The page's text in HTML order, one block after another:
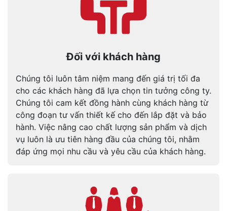
Đối với khách hàng
Chúng tôi luôn tâm niệm mang đến giá trị tối đa
cho các khách hàng đã lựa chọn tin tưởng công ty.
Chúng tôi cam kết đồng hành cùng khách hàng từ
công đoạn tư vấn thiết kế cho đến lắp đặt và bảo
hành. Việc nâng cao chất lượng sản phẩm và dịch
vụ luôn là ưu tiên hàng đầu của chúng tôi, nhằm
đáp ứng mọi nhu cầu và yêu cầu của khách hàng.